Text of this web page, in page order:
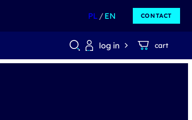
PL EN CONTACT
log in cart